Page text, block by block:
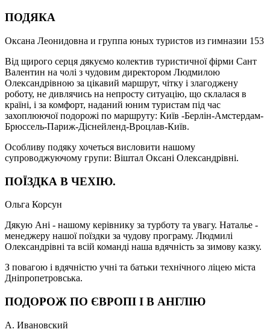
ПОДЯКА
Оксана Леонидовна и группа юных туристов из гимназии 153
Від щирого серця дякуємо колектив туристичної фірми Сант
Валентин на чолі з чудовим директором Людмилою
Олександрівною за цікавий маршрут, чітку і злагоджену
роботу, не дивлячись на непросту ситуацію, що склалася в
країні, і за комфорт, наданий юним туристам під час
захоплюючої подорожі по маршруту: Київ -Берлін-Амстердам-
Брюссель-Париж-Діснейленд-Вроцлав-Київ.
Особливу подяку хочеться висловити нашому
супроводжуючому групи: Віштал Оксані Олександрівні.
ПОЇЗДКА В ЧЕХІЮ.
Ольга Корсун
Дякую Ані - нашому керівнику за турботу та увагу. Наталье -
менеджеру нашої поїздки за чудову програму. Людмилі
Олександрівні та всій команді наша вдячність за зимову казку.
З повагою і вдячністю учні та батьки технічного ліцею міста
Дніпропетровська.
ПОДОРОЖ ПО ЄВРОПІ І В АНГЛІЮ
А. Ивановский